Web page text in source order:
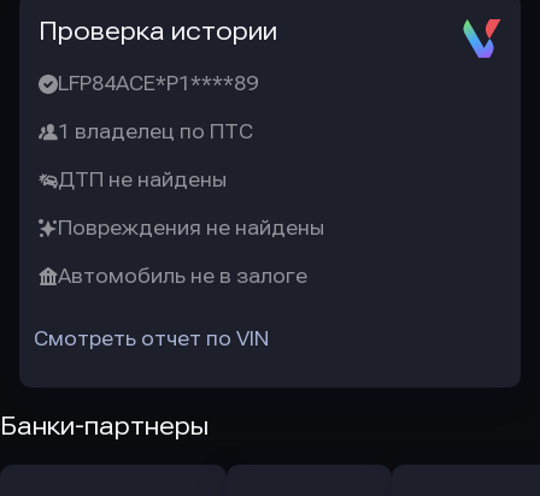
Проверка истории
LFP84ACE*P1****89
1 владелец по ПТС
ДТП не найдены
Повреждения не найдены
Автомобиль не в залоге
Смотреть отчет по VIN
Банки-партнеры